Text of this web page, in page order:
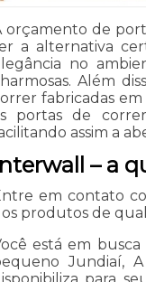
orçamento de
a alternativa
no
Além
fabricadas
portas de
assim a
– a
em contato
produtos de
está em
Jundiaí,
para